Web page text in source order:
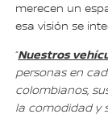
merecen un
esa visión se
“Nuestros
personas en
colombianos,
la comodidad y